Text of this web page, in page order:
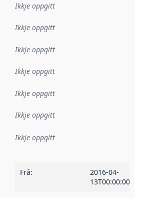
Ikkje oppgitt
Ikkje oppgitt
Ikkje oppgitt
Ikkje oppgitt
Ikkje oppgitt
Ikkje oppgitt
Ikkje oppgitt
Frå:
2016-04-
13T00:00:00Z